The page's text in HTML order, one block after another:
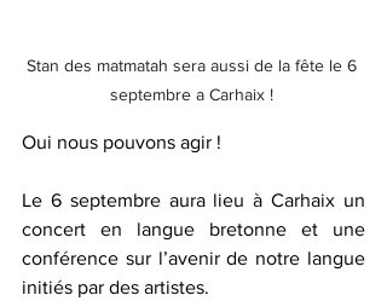
Stan des matmatah sera aussi de la fête le 6
septembre a Carhaix !
Oui nous pouvons agir !
Le 6 septembre aura lieu à Carhaix un
concert en langue bretonne et une
conférence sur l’avenir de notre langue
initiés par des artistes.